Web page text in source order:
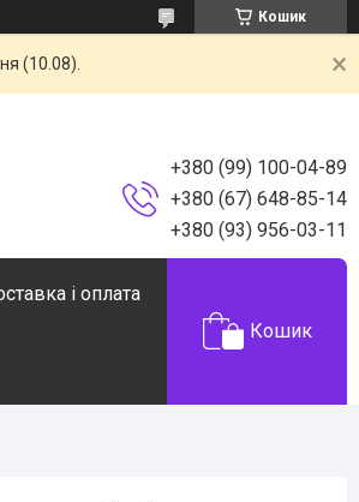
Кошик
(10.08).
+380 (99) 100-04-89
+380 (67) 648-85-14
+380 (93) 956-03-11
і оплата
Кошик